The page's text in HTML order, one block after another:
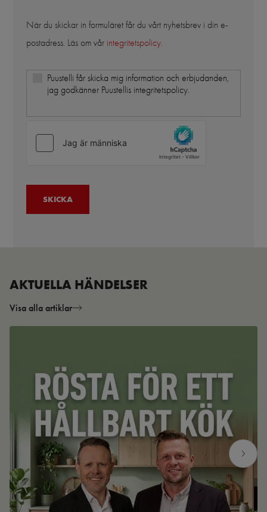
När du skickar in formuläret får du vårt nyhetsbrev i din e-
postadress. Läs om vår integritetspolicy
Puustelli får skicka mig information och erbjudanden,
jag godkänner Puustellis integritetspolicy.
AKTUELLA HÄNDELSER
Visa alla artiklar